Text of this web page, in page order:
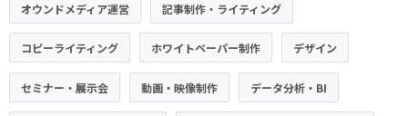
オウンドメディア運営 記事制作・ライティング
コピーライティング ホワイトペーパー制作 デザイン
セミナー・展示会 動画・映像制作 データ分析・BI